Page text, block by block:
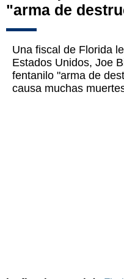
"arma de
Una fiscal de Florida
Estados Unidos, Joe
fentanilo "arma de
causa muchas